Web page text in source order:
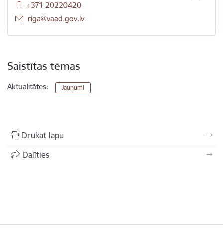
+371 20220420
E-pasts:
riga@vaad.gov.lv
Saistītas tēmas
Aktualitātes: Jaunumi
Drukāt lapu
Dalīties